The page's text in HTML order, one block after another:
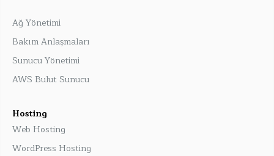
Ağ Yönetimi
Bakım Anlaşmaları
Sunucu Yönetimi
AWS Bulut Sunucu
Hosting
Web Hosting
WordPress Hosting